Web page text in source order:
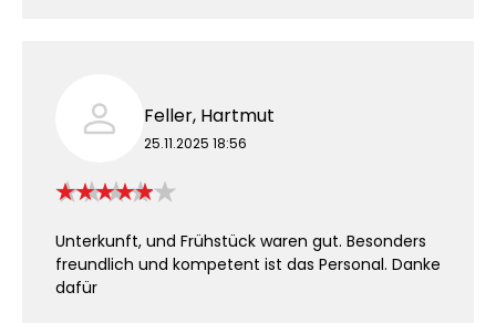
Feller, Hartmut
25.11.2025 18:56
Unterkunft, und Frühstück waren gut. Besonders
freundlich und kompetent ist das Personal. Danke
dafür